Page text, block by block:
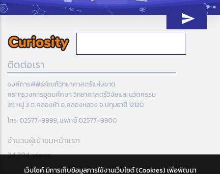
ติดต่อเรา
องค์การพิพิธภัณฑ์วิทยาศาสตร์แห่งชาติ
กระทรวงการอุดมศึกษา วิทยาศาสตร์วิจัยและนวัตกรรม
39 หมู่ 3 ต.คลองห้า อ.คลองหลวง จ.ปทุมธานี 12120
โทร: 02577-9999, แฟกซ์ 02577-9900
จำนวนผู้เข้าชมหน้าแรก
24,394 views
เว็บไซค์ มีการเก็บข้อมูลการใช้งานเว็บไซต์ (Cookies) เพื่อพัฒนา